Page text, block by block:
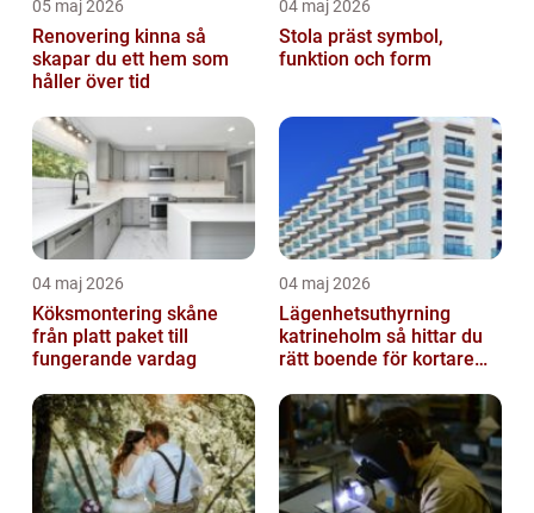
05 maj 2026
Renovering kinna så
skapar du ett hem som
håller över tid
04 maj 2026
Stola präst symbol,
funktion och form
04 maj 2026
Köksmontering skåne
från platt paket till
fungerande vardag
04 maj 2026
Lägenhetsuthyrning
katrineholm så hittar du
rätt boende för kortare